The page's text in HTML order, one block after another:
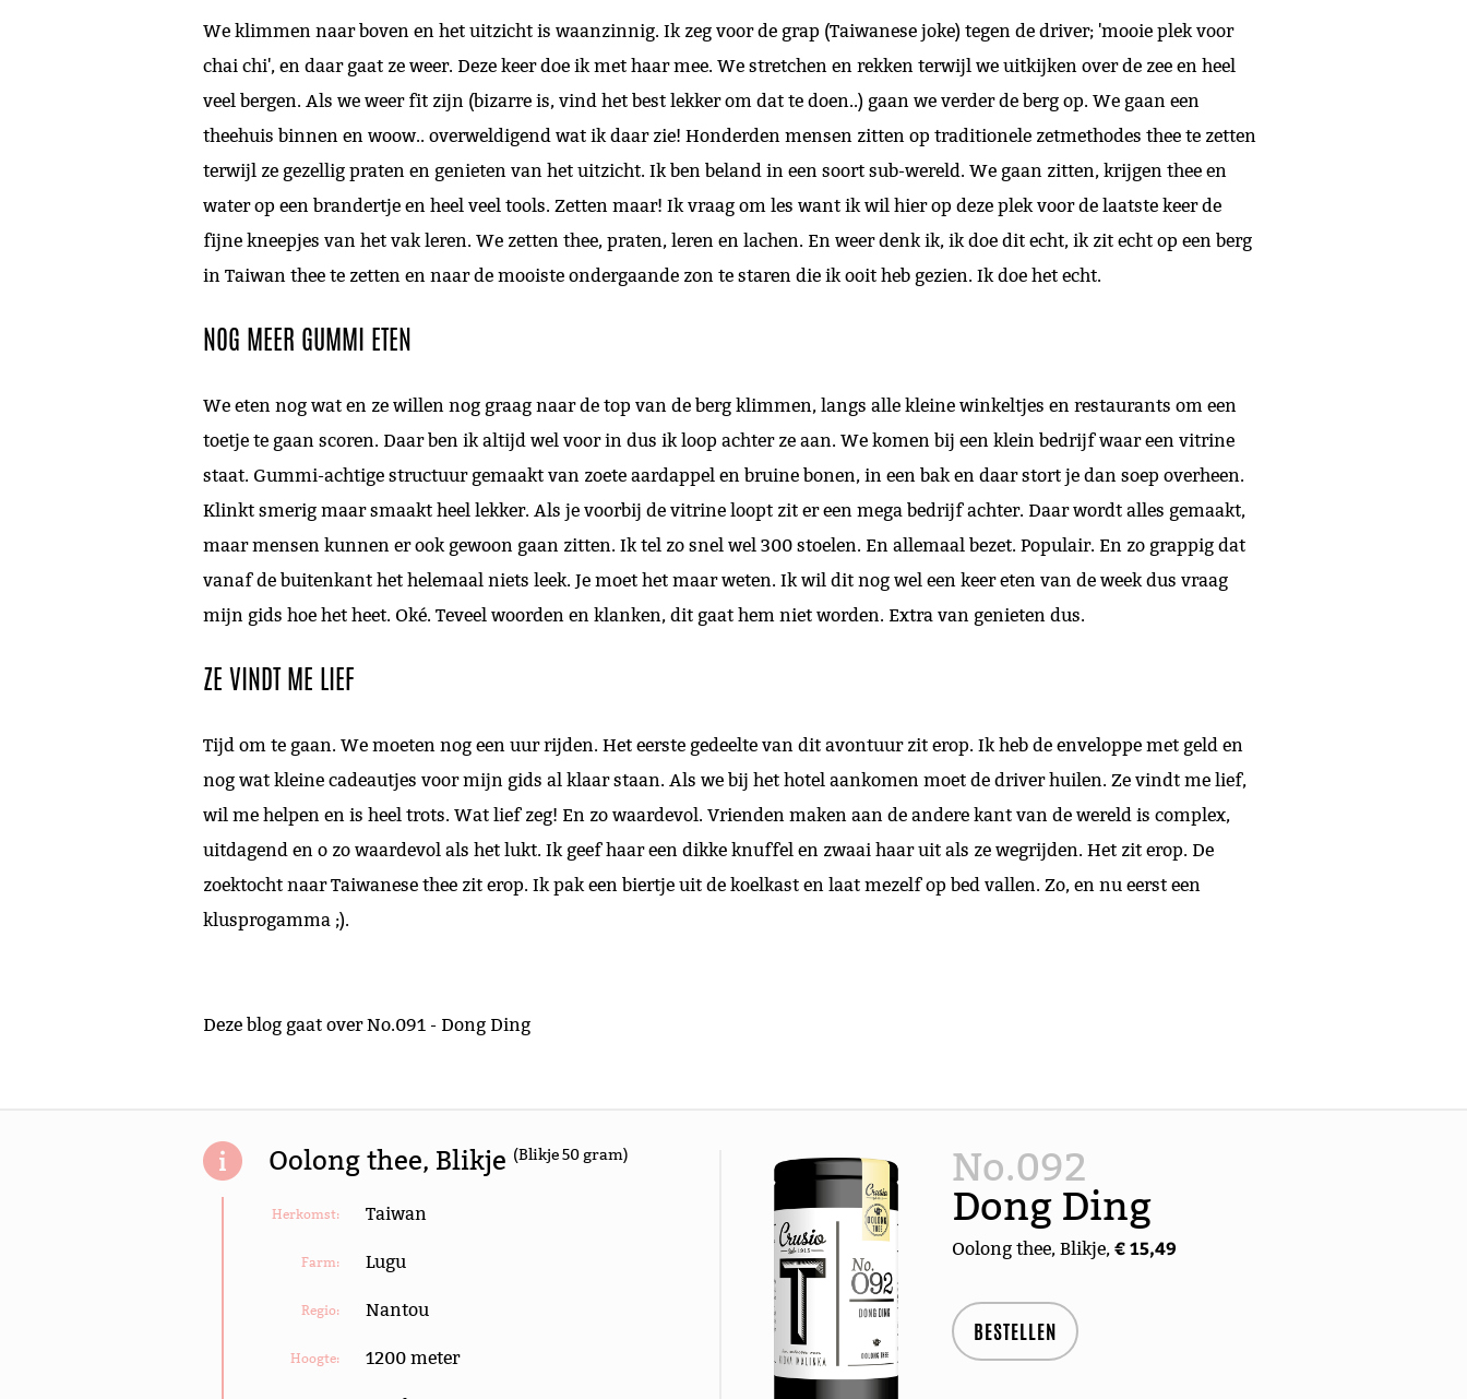
We klimmen naar boven en het uitzicht is waanzinnig. Ik zeg voor de grap (Taiwanese joke) tegen de driver; 'mooie plek voor
chai chi', en daar gaat ze weer. Deze keer doe ik met haar mee. We stretchen en rekken terwijl we uitkijken over de zee en heel
veel bergen. Als we weer fit zijn (bizarre is, vind het best lekker om dat te doen..) gaan we verder de berg op. We gaan een
theehuis binnen en woow.. overweldigend wat ik daar zie! Honderden mensen zitten op traditionele zetmethodes thee te zetten
terwijl ze gezellig praten en genieten van het uitzicht. Ik ben beland in een soort sub-wereld. We gaan zitten, krijgen thee en
water op een brandertje en heel veel tools. Zetten maar! Ik vraag om les want ik wil hier op deze plek voor de laatste keer de
fijne kneepjes van het vak leren. We zetten thee, praten, leren en lachen. En weer denk ik, ik doe dit echt, ik zit echt op een berg
in Taiwan thee te zetten en naar de mooiste ondergaande zon te staren die ik ooit heb gezien. Ik doe het echt.
NOG MEER GUMMI ETEN
We eten nog wat en ze willen nog graag naar de top van de berg klimmen, langs alle kleine winkeltjes en restaurants om een
toetje te gaan scoren. Daar ben ik altijd wel voor in dus ik loop achter ze aan. We komen bij een klein bedrijf waar een vitrine
staat. Gummi-achtige structuur gemaakt van zoete aardappel en bruine bonen, in een bak en daar stort je dan soep overheen.
Klinkt smerig maar smaakt heel lekker. Als je voorbij de vitrine loopt zit er een mega bedrijf achter. Daar wordt alles gemaakt,
maar mensen kunnen er ook gewoon gaan zitten. Ik tel zo snel wel 300 stoelen. En allemaal bezet. Populair. En zo grappig dat
vanaf de buitenkant het helemaal niets leek. Je moet het maar weten. Ik wil dit nog wel een keer eten van de week dus vraag
mijn gids hoe het heet. Oké. Teveel woorden en klanken, dit gaat hem niet worden. Extra van genieten dus.
ZE VINDT ME LIEF
Tijd om te gaan. We moeten nog een uur rijden. Het eerste gedeelte van dit avontuur zit erop. Ik heb de enveloppe met geld en
nog wat kleine cadeautjes voor mijn gids al klaar staan. Als we bij het hotel aankomen moet de driver huilen. Ze vindt me lief,
wil me helpen en is heel trots. Wat lief zeg! En zo waardevol. Vrienden maken aan de andere kant van de wereld is complex,
uitdagend en o zo waardevol als het lukt. Ik geef haar een dikke knuffel en zwaai haar uit als ze wegrijden. Het zit erop. De
zoektocht naar Taiwanese thee zit erop. Ik pak een biertje uit de koelkast en laat mezelf op bed vallen. Zo, en nu eerst een
klusprogamma ;).
Deze blog gaat over No.091 - Dong Ding
Oolong thee, Blikje (Blikje 50 gram)
Herkomst: Taiwan
Farm: Lugu
Regio: Nantou
Hoogte: 1200 meter
No.092
Dong Ding
Oolong thee, Blikje, € 15,49
BESTELLEN